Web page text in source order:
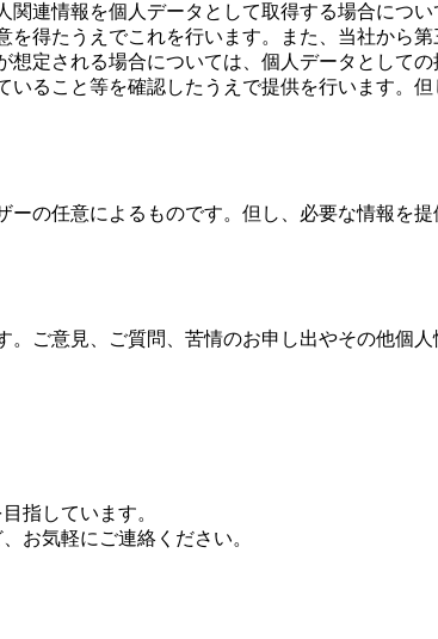
連情報を個人データとして取得する場合につ
得たうえでこれを行います。また、当社から
定される場合については、個人データとして
ること等を確認したうえで提供を行います。
の任意によるものです。但し、必要な情報を
ご意見、ご質問、苦情のお申し出やその他個
指しています。
お気軽にご連絡ください。